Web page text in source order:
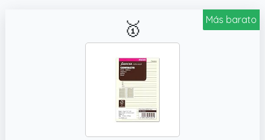
Más barato
🥇